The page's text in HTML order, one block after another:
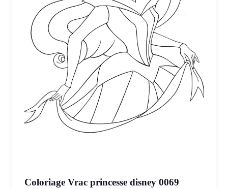
Coloriage Vrac princesse disney 0069